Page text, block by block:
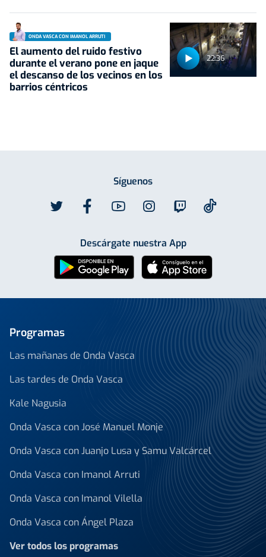
22:36
ONDA VASCA CON IMANOL ARRUTI
El aumento del ruido festivo
durante el verano pone en jaque
el descanso de los vecinos en los
barrios céntricos
Síguenos
Descárgate nuestra App
Programas
Las mañanas de Onda Vasca
Las tardes de Onda Vasca
Kale Nagusia
Onda Vasca con José Manuel Monje
Onda Vasca con Juanjo Lusa y Samu Valcárcel
Onda Vasca con Imanol Arruti
Onda Vasca con Imanol Vilella
Onda Vasca con Ángel Plaza
Ver todos los programas